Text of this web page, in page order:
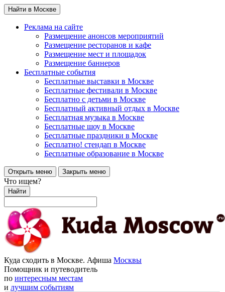
Найти в Москве
Реклама на сайте
Размещение анонсов мероприятий
Размещение ресторанов и кафе
Размещение мест и площадок
Размещение баннеров
Бесплатные события
Бесплатные выставки в Москве
Бесплатные фестивали в Москве
Бесплатно с детьми в Москве
Бесплатный активный отдых в Москве
Бесплатная музыка в Москве
Бесплатные шоу в Москве
Бесплатные праздники в Москве
Бесплатно! стендап в Москве
Бесплатные образование в Москве
Открыть меню Закрыть меню
Что ищем?
Найти
Куда сходить в Москве. Афиша Москвы
Помощник и путеводитель
по интересным местам
и лучшим событиям